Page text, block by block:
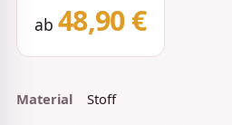
ab 48,90 €
Material Stoff